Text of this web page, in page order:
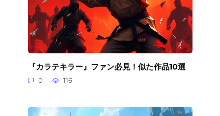
『カラテキラー』ファン必見！似た作品10選
0 116